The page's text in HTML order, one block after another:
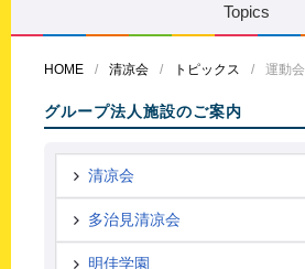
Topics
HOME 清凉会 トピックス 運動会
グループ法人施設のご案内
清凉会
多治見清凉会
明佳学園